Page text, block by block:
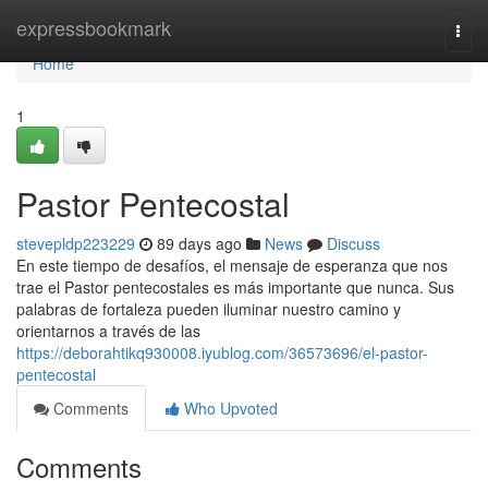
expressbookmark
Home
Home
1
Pastor Pentecostal
stevepldp223229 89 days ago News
Discuss
En este tiempo de desafíos, el mensaje de esperanza que nos
trae el Pastor pentecostales es más importante que nunca. Sus
palabras de fortaleza pueden iluminar nuestro camino y
orientarnos a través de las
https://deborahtikq930008.iyublog.com/36573696/el-pastor-
pentecostal
Comments
Who Upvoted
Comments